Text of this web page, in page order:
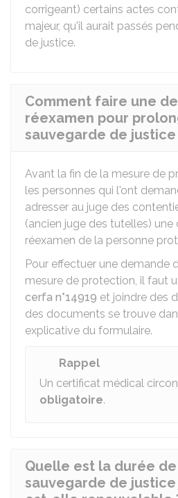
corrigeant) certains actes
majeur, qu'il aurait passés
de justice.
Comment faire une
réexamen pour
sauvegarde de justice
Avant la fin de la mesure de
les personnes qui l'ont
adresser au juge des
(ancien juge des tutelles)
réexamen de la personne
Pour effectuer une demande
mesure de protection, il faut
cerfa n°14919 et joindre des
des documents se trouve
explicative du formulaire.
Rappel
Un certificat médical
obligatoire.
Quelle est la durée
sauvegarde de